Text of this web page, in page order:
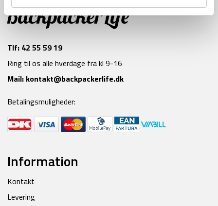
Tlf: 42 55 59 19
Ring til os alle hverdage fra kl 9-16
Mail: kontakt@backpackerlife.dk
Betalingsmuligheder:
Information
Kontakt
Levering